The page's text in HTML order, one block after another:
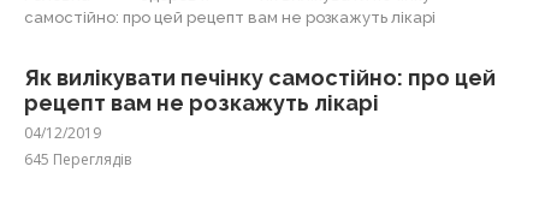
самостійно: про цей рецепт вам не розкажуть лікарі
Як вилікувати печінку самостійно: про цей
рецепт вам не розкажуть лікарі
04/12/2019
645 Переглядів